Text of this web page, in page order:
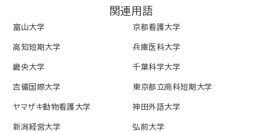
関連用語
富山大学 京都看護大学
高知短期大学 兵庫医科大学
畿央大学 千葉科学大学
吉備国際大学 東京都立商科短期大学
ヤマザキ動物看護大学 神田外語大学
新潟経営大学 弘前大学